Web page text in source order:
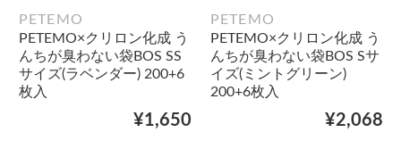
PETEMO
PETEMO×クリロン化成 う
んちが臭わない袋BOS SS
サイズ(ラベンダー) 200+6
枚入
¥1,650
PETEMO
PETEMO×クリロン化成 う
んちが臭わない袋BOS Sサ
イズ(ミントグリーン)
200+6枚入
¥2,068